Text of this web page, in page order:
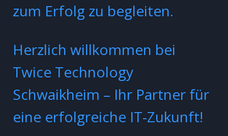
zum Erfolg zu begleiten.
Herzlich willkommen bei
Twice Technology
Schwaikheim – Ihr Partner für
eine erfolgreiche IT-Zukunft!